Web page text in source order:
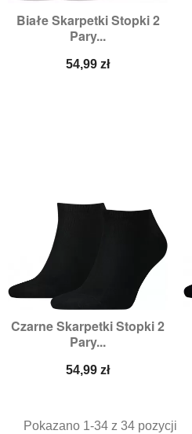
Białe Skarpetki Stopki 2
Pary...
Cena
54,99 zł
Czarne Skarpetki Stopki 2
Pary...
Cena
54,99 zł
Pokazano 1-34 z 34 pozycji